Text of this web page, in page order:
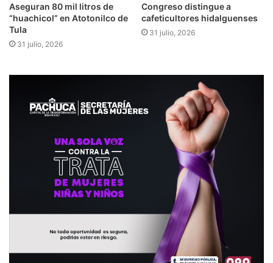
Aseguran 80 mil litros de
“huachicol” en Atotonilco de
Tula
31 julio, 2026
Congreso distingue a
cafeticultores hidalguenses
31 julio, 2026